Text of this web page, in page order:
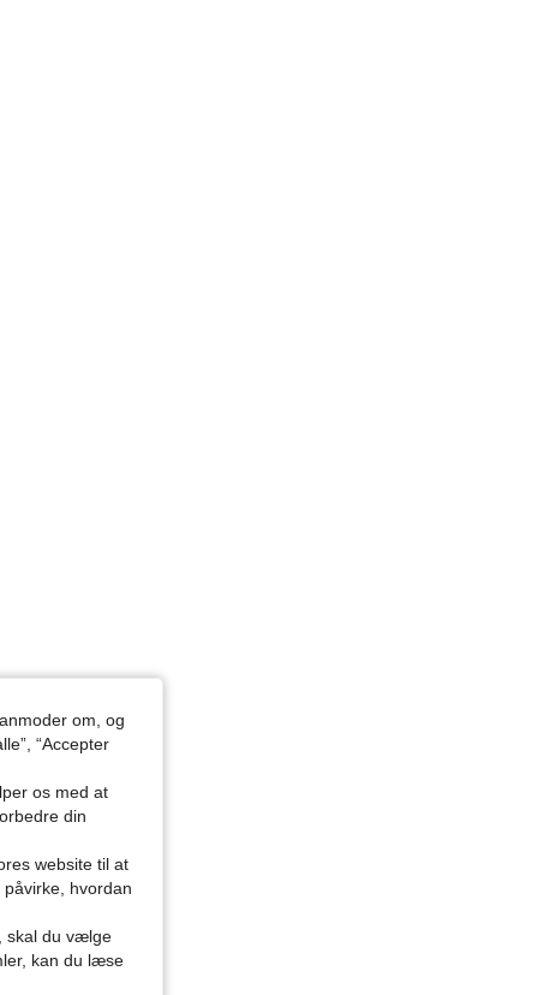
om, og
“Accepter
os med at
din
website til at
hvordan
skal du vælge
kan du læse